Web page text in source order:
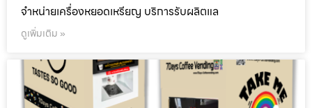
จำหน่ายเครื่องหยอดเหรียญ บริการรับผลิตแล
ดูเพิ่มเติม »